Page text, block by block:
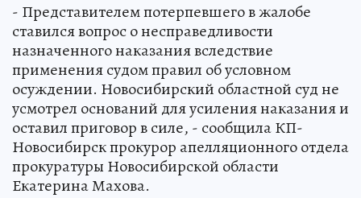
- Представителем потерпевшего в жалобе
ставился вопрос о несправедливости
назначенного наказания вследствие
применения судом правил об условном
осуждении. Новосибирский областной суд не
усмотрел оснований для усиления наказания и
оставил приговор в силе, - сообщила КП-
Новосибирск прокурор апелляционного отдела
прокуратуры Новосибирской области
Екатерина Махова.